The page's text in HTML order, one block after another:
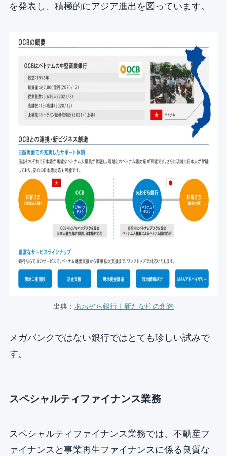
を発表し、積極的にアジア進出を図っています。
出典： あおぞら銀行｜新たな柱の創造
メガバンクではない銀行ではとても珍しい試みで
す。
スペシャルティファイナンス業務
スペシャルティファイナンス業務では、不動産フ
ァイナンスと事業再生ファイナンスに係る良質な